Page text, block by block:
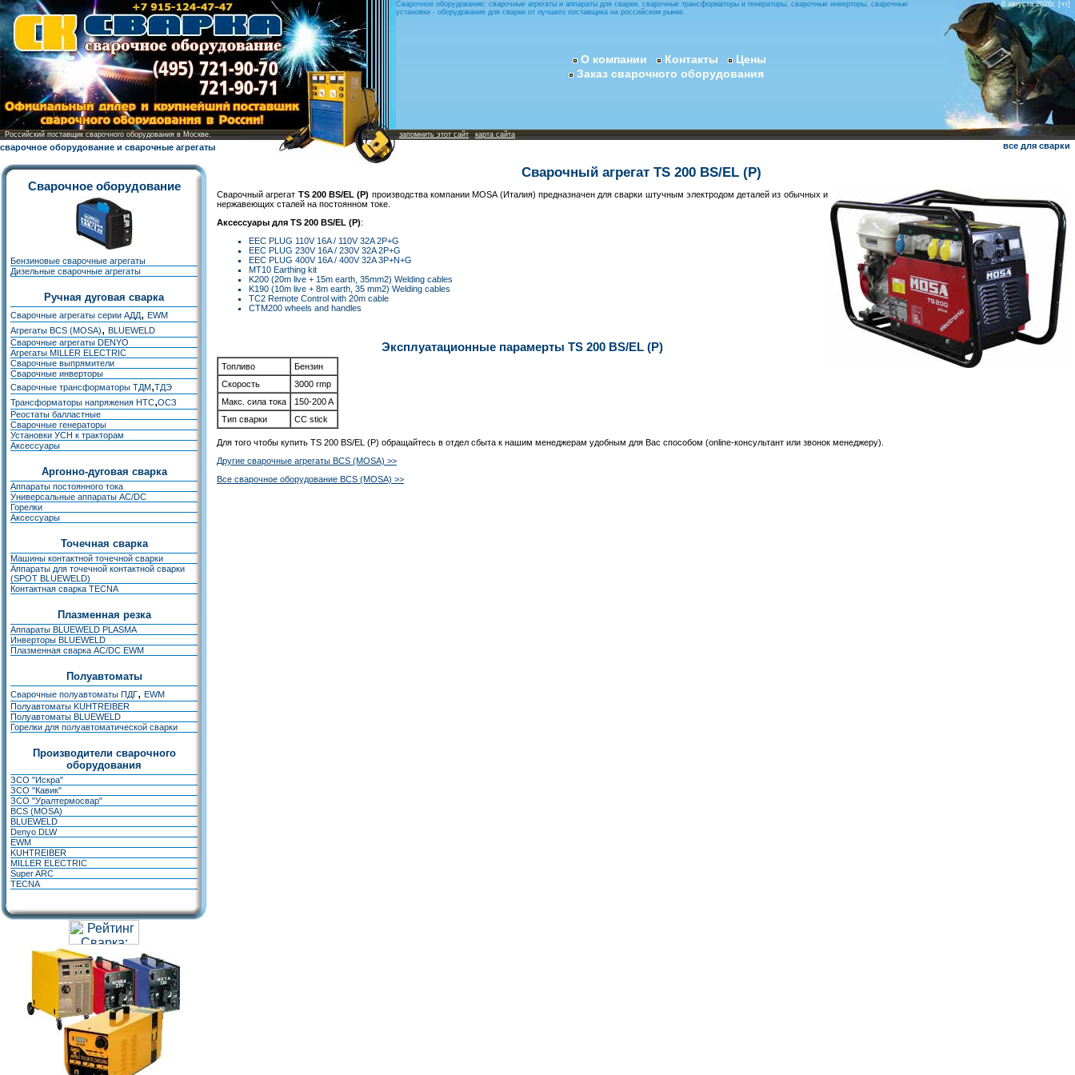
Российский поставщик сварочного оборудования в Москве.
сварочное оборудование и сварочные агрегаты
Сварочное оборудование: сварочные агрегаты и аппараты для сварки, сварочные трансформаторы и генераторы, сварочные инверторы, сварочные
установки - оборудование для сварки от лучшего поставщика на российском рынке.
О компании Контакты
Цены
Заказ сварочного оборудования
запомнить этот сайт карта сайта
6 августа 2026г. [чт]
все для сварки
Сварочное оборудование
Бензиновые сварочные агрегаты
Дизельные сварочные агрегаты
Ручная дуговая сварка
Сварочные агрегаты серии АДД, EWM
Агрегаты BCS (MOSA), BLUEWELD
Сварочные агрегаты DENYO
Агрегаты MILLER ELECTRIC
Сварочные выпрямители
Сварочные инверторы
Сварочные трансформаторы ТДМ,ТДЭ
Трансформаторы напряжения НТС,ОСЗ
Реостаты балластные
Сварочные генераторы
Установки УСН к тракторам
Аксессуары
Аргонно-дуговая сварка
Аппараты постоянного тока
Универсальные аппараты AC/DC
Горелки
Аксессуары
Точечная сварка
Машины контактной точечной сварки
Аппараты для точечной контактной сварки
(SPOT BLUEWELD)
Контактная сварка TECNA
Плазменная резка
Аппараты BLUEWELD PLASMA
Инверторы BLUEWELD
Плазменная сварка AC/DC EWM
Полуавтоматы
Сварочные полуавтоматы ПДГ, EWM
Полуавтоматы KUHTREIBER
Полуавтоматы BLUEWELD
Горелки для полуавтоматической сварки
Производители сварочного
оборудования
ЗСО "Искра"
ЗСО "Кавик"
ЗСО "Уралтермосвар"
BCS (MOSA)
BLUEWELD
Denyo DLW
EWM
KUHTREIBER
MILLER ELECTRIC
Super ARC
TECNA
Сварочный агрегат TS 200 BS/EL (P)
Cварочный агрегат TS 200 BS/EL (P) производства компании MOSA (Италия) предназначен для сварки штучным электродом деталей из обычных и
нержавеющих сталей на постоянном токе.
Аксессуары для TS 200 BS/EL (P):
EEC PLUG 110V 16A / 110V 32A 2P+G
EEC PLUG 230V 16A / 230V 32A 2P+G
EEC PLUG 400V 16A / 400V 32A 3P+N+G
MT10 Earthing kit
K200 (20m live + 15m earth, 35mm2) Welding cables
K190 (10m live + 8m earth, 35 mm2) Welding cables
TC2 Remote Control with 20m cable
CTM200 wheels and handles
Эксплуатационные парамерты TS 200 BS/EL (P)
Топливо
Бензин
Скорость
3000 rmp
Макс. сила тока
150-200 A
Тип сварки
CC stick
Для того чтобы купить TS 200 BS/EL (P) обращайтесь в отдел сбыта к нашим менеджерам удобным для Вас способом (online-консультант или звонок менеджеру).
Другие сварочные агрегаты BCS (MOSA) >>
Все сварочное оборудование BCS (MOSA) >>